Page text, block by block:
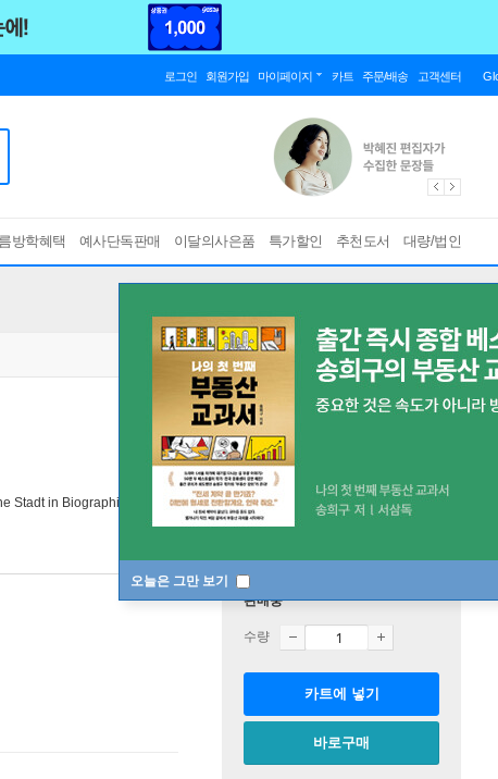
로그인 회원가입 마이페이지 카트 주문/배송 고객센터
방학혜택 예사단독판매 이달의사은품 특가할인 추천도서 대량/법인
오늘은 그만 보기
Stadt in Biographien: MERIAN portrats
판매중
수량
카트에 넣기
바로구매